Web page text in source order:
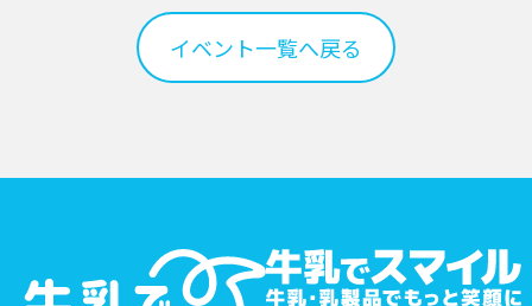
イベント一覧へ戻る